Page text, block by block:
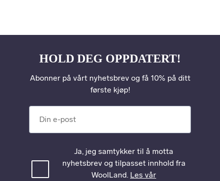
HOLD DEG OPPDATERT!
Abonner på vårt nyhetsbrev og få 10% på ditt
første kjøp!
Ja, jeg samtykker til å motta
nyhetsbrev og tilpasset innhold fra
WoolLand. Les vår